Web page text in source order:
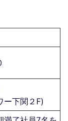
ー下関２F)